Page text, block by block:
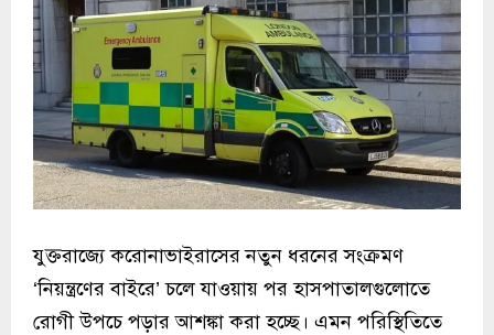
যুক্তরাজ্যে করোনাভাইরাসের নতুন ধরনের সংক্রমণ
‘নিয়ন্ত্রণের বাইরে’ চলে যাওয়ায় পর হাসপাতালগুলোতে
রোগী উপচে পড়ার আশঙ্কা করা হচ্ছে। এমন পরিস্থিতিতে